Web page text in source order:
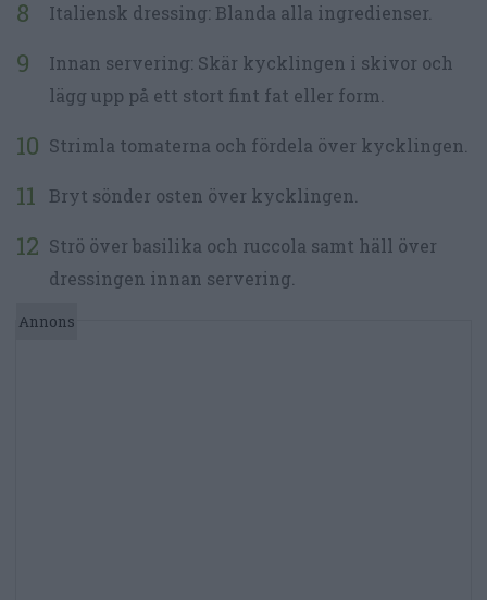
Italiensk dressing: Blanda alla ingredienser.
Innan servering: Skär kycklingen i skivor och
lägg upp på ett stort fint fat eller form.
Strimla tomaterna och fördela över kycklingen.
Bryt sönder osten över kycklingen.
Strö över basilika och ruccola samt häll över
dressingen innan servering.